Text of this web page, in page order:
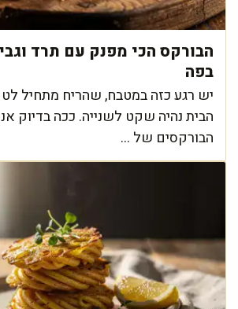
הבורקס הכי מפנק עם תרד
בפה
יש רגע כזה במטבח, שהריח מתחיל
הבית נהיה שקט לשנייה. ככה בדיוק
הבורקסים של ...